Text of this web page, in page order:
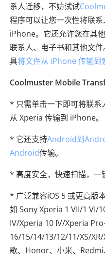
系人迁移，不妨试试
程序可以让您一次性将联
iPhone。它还允许您在其
联系人、电子书和其他文
具将文件从 iPhone 传输到
Coolmuster Mobile
* 只需单击一下即可将联系
从 Xperia 传输到 iPhone。
* 它还支持Android到
Android传输。
* 高度安全，快速扫描，一
* 广泛兼容iOS 5 或更高版
如 Sony Xperia 1 VII/1 VI/
IV/Xperia 10 IV/Xperia
16/15/14/13/12/11/XS/
歌、Honor、小米、Redmi